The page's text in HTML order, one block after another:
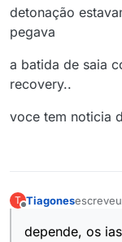
detonação
pegava
a batida de saia
recovery..
voce tem noticia
T Tiagones
última
depende, os